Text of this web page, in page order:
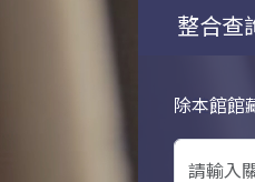
整合查
除本館館
關鍵字搜